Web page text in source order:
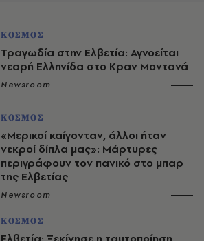
ΚΟΣΜΟΣ
Τραγωδία στην Ελβετία: Αγνοείται
νεαρή Ελληνίδα στο Κραν Μοντανά
Newsroom
ΚΟΣΜΟΣ
«Μερικοί καίγονταν, άλλοι ήταν
νεκροί δίπλα μας»: Μάρτυρες
περιγράφουν τον πανικό στο μπαρ
της Ελβετίας
Newsroom
ΚΟΣΜΟΣ